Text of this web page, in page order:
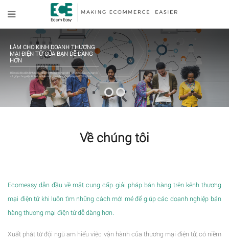
LÀM CHO KINH DOANH THƯƠNG
MẠI ĐIỆN TỬ CỦA BẠN DỄ DÀNG
HƠN
Đội ngũ dày dặn kinh nghiệm và hệ thống công nghệ tiên tiến của chúng tôi
sẽ giúp công việc kinh doanh thương mại điện tử của bạn dễ dàng hơn.
Về chúng tôi
Ecomeasy dẫn đầu về mặt cung cấp giải pháp bán hàng trên kênh thương
mại điện tử khi luôn tìm những cách mới mẻ để giúp các doanh nghiệp bán
hàng thương mại điện tử dễ dàng hơn.
Xuất phát từ đội ngũ am hiểu việc vận hành của thương mại điện tử, có niềm